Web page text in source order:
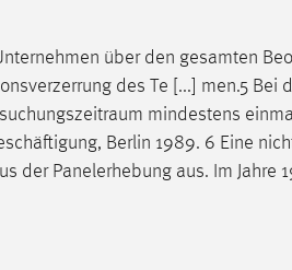
über den gesamten
des Te [...] men.5 Bei
mindestens
Berlin 1989. 6 Eine
der Panelerhebung aus. Im Jahre